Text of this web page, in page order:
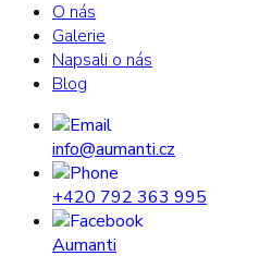
O nás
Galerie
Napsali o nás
Blog
info@aumanti.cz
+420 792 363 995
Aumanti